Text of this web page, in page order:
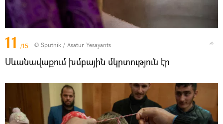
11 /15 © Sputnik / Asatur Yesayants
Սևանավաքում խմբային մկրտություն էր